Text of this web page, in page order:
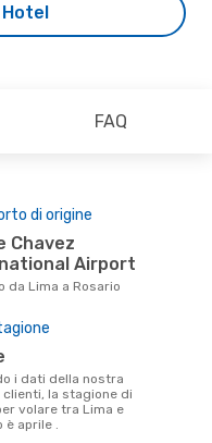
Hotel
FAQ
di origine
Airport
da Lima a Rosario
clienti, la stagione di
volare tra Lima e
è aprile .